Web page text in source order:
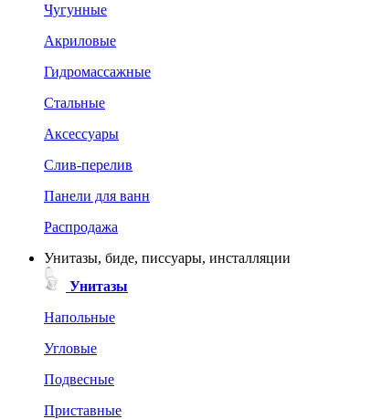
Чугунные
Акриловые
Гидромассажные
Стальные
Аксессуары
Слив-перелив
Панели для ванн
Распродажа
Унитазы, биде, писсуары, инсталляции
Унитазы
Напольные
Угловые
Подвесные
Приставные